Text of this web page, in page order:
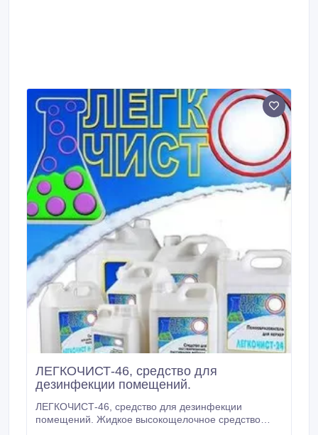
ЛЕГКОЧИСТ-46, средство для
дезинфекции помещений.
ЛЕГКОЧИСТ-46, средство для дезинфекции
помещений. Жидкое высокощелочное средство